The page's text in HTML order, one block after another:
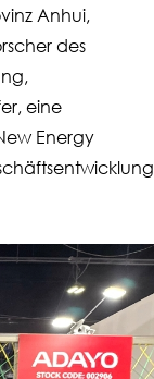
Anhui,
des
eine
Energy